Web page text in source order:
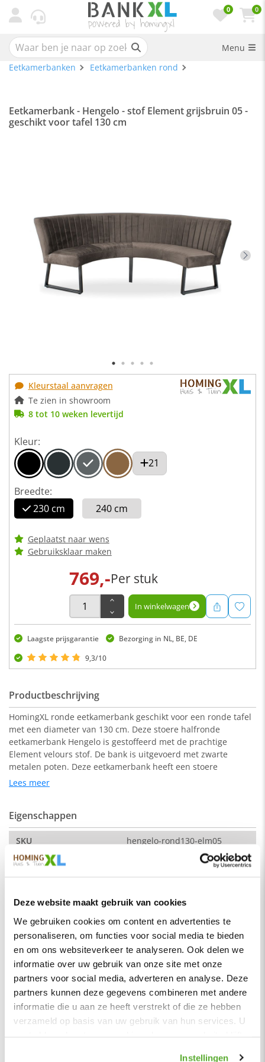
Deze website maakt gebruik van cookies
We gebruiken cookies om content en advertenties te
personaliseren, om functies voor social media te bieden
en om ons websiteverkeer te analyseren. Ook delen we
informatie over uw gebruik van onze site met onze
partners voor social media, adverteren en analyse. Deze
partners kunnen deze gegevens combineren met andere
informatie die u aan ze heeft verstrekt of die ze hebben
verzameld op basis van uw gebruik van hun services. U
Instellingen
0 0
Menu
Eetkamerbanken
Eetkamerbanken rond
Eetkamerbank - Hengelo - stof Element grijsbruin 05 -
geschikt voor tafel 130 cm
Kleurstaal aanvragen
Te zien in showroom
8 tot 10 weken levertijd
Kleur:
21
Breedte:
230 cm
240 cm
Geplaatst naar wens
Gebruiksklaar maken
769,-Per stuk
In winkelwagen
Laagste prijsgarantie
Bezorging in NL, BE, DE
9,3/10
Productbeschrijving
HomingXL ronde eetkamerbank geschikt voor een ronde tafel
met een diameter van 130 cm. Deze stoere halfronde
eetkamerbank Hengelo is gestoffeerd met de prachtige
Element velours stof. De bank is uitgevoerd met zwarte
metalen poten. Deze eetkamerbank heeft een stoere
uitstraling en is zowel geschikt voor een industrieel als een
Afmeting:
hoek naar hoek: 230 cm (breedte)
Zitdiepte: 44 cm
De kleur op de foto kan per computerscherm afwijken van de
werkelijkheid. Zeker weten dat dit de kleur is die je zoekt?
Vraag dan een stukje van de stof op via de knop "kleurstaal
Stof
Element stof is een velours stofsoort met een zachte
uitstraling. Door de velours stof krijgt de bank een zeer
opvallende en rijke uitstraling. De Element stof is geschikt
voor zowel een modern als een klassiek interieur.
Lees meer
Eigenschappen
SKU
hengelo-rond130-elm05
Montage
Soort
Eetkamerbanken
Vorm
Rond
Serie
Hengelo
Kleur
Materiaal
Stof
Zitbreedte
200 cm
Zitdiepte
45 cm